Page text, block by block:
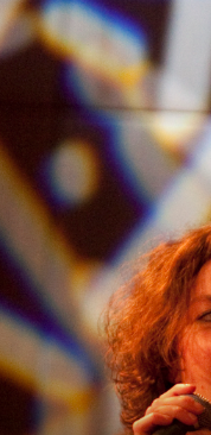
Home
Chor &
Medien
Info